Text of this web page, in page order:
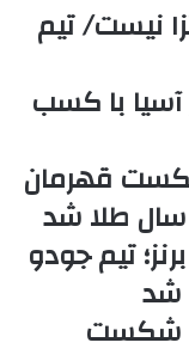
نیست/ تیم
آسیا با کسب
شکست قهرمان
طلا شد
تیم جودو
شد
با شکست